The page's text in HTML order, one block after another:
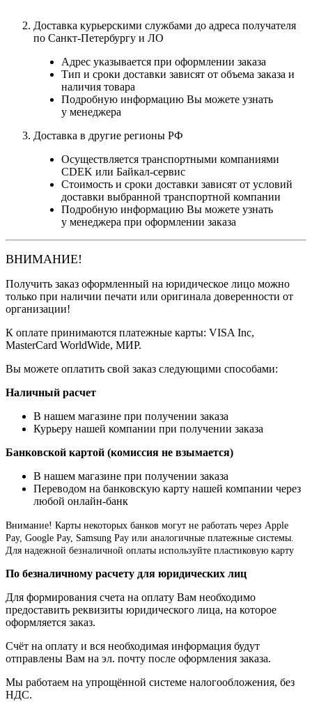
Доставка курьерскими службами до адреса получателя
по Санкт-Петербургу и ЛО
Адрес указывается при оформлении заказа
Тип и сроки доставки зависят от объема заказа и
наличия товара
Подробную информацию Вы можете узнать
у менеджера
Доставка в другие регионы РФ
Осуществляется транспортными компаниями
CDEK или Байкал-сервис
Стоимость и сроки доставки зависят от условий
доставки выбранной транспортной компании
Подробную информацию Вы можете узнать
у менеджера при оформлении заказа
ВНИМАНИЕ!
Получить заказ оформленный на юридическое лицо можно
только при наличии печати или оригинала доверенности от
организации!
К оплате принимаются платежные карты: VISA Inc,
MasterCard WorldWide, МИР.
Вы можете оплатить свой заказ следующими способами:
Наличный расчет
В нашем магазине при получении заказа
Курьеру нашей компании при получении заказа
Банковской картой (комиссия не взымается)
В нашем магазине при получении заказа
Переводом на банковскую карту нашей компании через
любой онлайн-банк
Внимание! Карты некоторых банков могут не работать через Apple
Pay, Google Pay, Samsung Pay или аналогичные платежные системы.
Для надежной безналичной оплаты используйте пластиковую карту
По безналичному расчету для юридических лиц
Для формирования счета на оплату Вам необходимо
предоставить реквизиты юридического лица, на которое
оформляется заказ.
Счёт на оплату и вся необходимая информация будут
отправлены Вам на эл. почту после оформления заказа.
Мы работаем на упрощённой системе налогообложения, без
НДС.